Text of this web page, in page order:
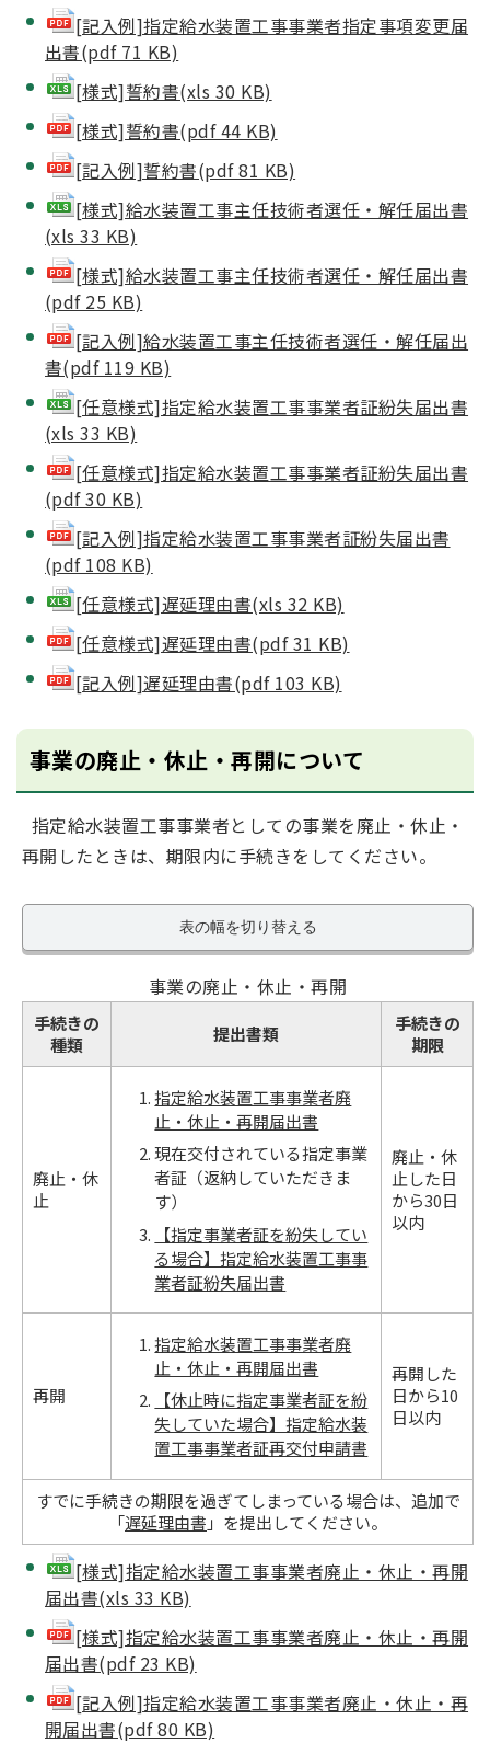
[記入例]指定給水装置工事事業者指定事項変更届
出書(pdf 71 KB)
[様式]誓約書(xls 30 KB)
[様式]誓約書(pdf 44 KB)
[記入例]誓約書(pdf 81 KB)
[様式]給水装置工事主任技術者選任・解任届出書
(xls 33 KB)
[様式]給水装置工事主任技術者選任・解任届出書
(pdf 25 KB)
[記入例]給水装置工事主任技術者選任・解任届出
書(pdf 119 KB)
[任意様式]指定給水装置工事事業者証紛失届出書
(xls 33 KB)
[任意様式]指定給水装置工事事業者証紛失届出書
(pdf 30 KB)
[記入例]指定給水装置工事事業者証紛失届出書
(pdf 108 KB)
[任意様式]遅延理由書(xls 32 KB)
[任意様式]遅延理由書(pdf 31 KB)
[記入例]遅延理由書(pdf 103 KB)
事業の廃止・休止・再開について
指定給水装置工事事業者としての事業を廃止・休止・
再開したときは、期限内に手続きをしてください。
表の幅を切り替える
事業の廃止・休止・再開
手続きの
種類
提出書類
手続きの
期限
廃止・休
止
指定給水装置工事事業者廃
止・休止・再開届出書
現在交付されている指定事業
者証（返納していただきま
す）
【指定事業者証を紛失してい
る場合】指定給水装置工事事
業者証紛失届出書
廃止・休
止した日
から30日
以内
再開
指定給水装置工事事業者廃
止・休止・再開届出書
【休止時に指定事業者証を紛
失していた場合】指定給水装
置工事事業者証再交付申請書
再開した
日から10
日以内
すでに手続きの期限を過ぎてしまっている場合は、追加で
「遅延理由書 」を提出してください。
[様式]指定給水装置工事事業者廃止・休止・再開
届出書(xls 33 KB)
[様式]指定給水装置工事事業者廃止・休止・再開
届出書(pdf 23 KB)
[記入例]指定給水装置工事事業者廃止・休止・再
開届出書(pdf 80 KB)